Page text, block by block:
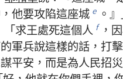
， 他要攻陷這座城 e 。』
「求王處死這個人 f ，
的軍兵說這樣的話 ， 打擊
謀平安 ， 而是為人民招